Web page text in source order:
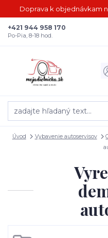
Doprava k objednávkam
+421 944 958 170
Po-Pia, 8-18 hod.
Úvod Vybavenie autoservisov